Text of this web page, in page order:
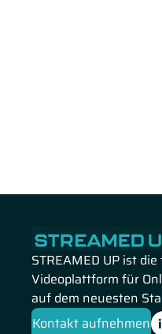
STREAMED UP ist
Videoplattform für
auf dem neuesten
Kontakt aufnehmen